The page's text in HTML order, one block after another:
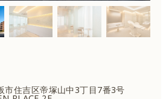
市住吉区帝塚山中3丁目7番3号